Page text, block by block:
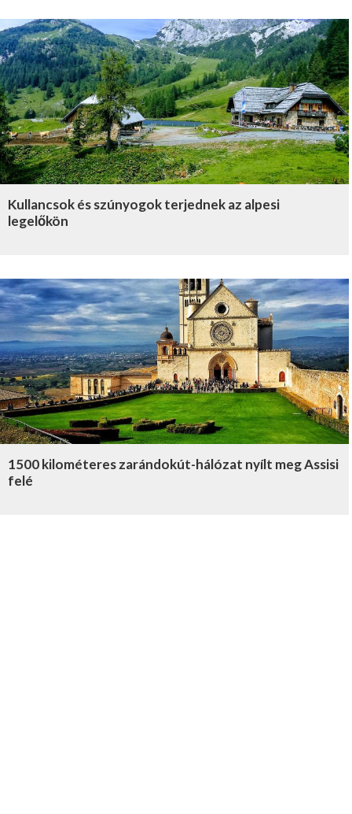
Kullancsok és szúnyogok terjednek az alpesi
legelőkön
1500 kilométeres zarándokút-hálózat nyílt meg Assisi
felé